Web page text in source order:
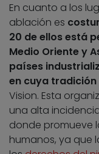
En cuanto a los
ablación es
20 de ellos está
Medio Oriente y
países
en cuya tradición
Vision. Esta
una alta
donde promueve
humanos, ya que